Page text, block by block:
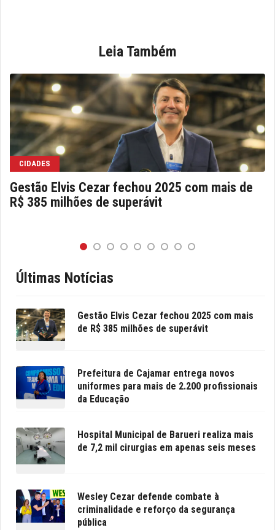
Leia Também
CIDADES
Gestão Elvis Cezar fechou 2025 com mais de
R$ 385 milhões de superávit
Últimas Notícias
Gestão Elvis Cezar fechou 2025 com mais
de R$ 385 milhões de superávit
Prefeitura de Cajamar entrega novos
uniformes para mais de 2.200 profissionais
da Educação
Hospital Municipal de Barueri realiza mais
de 7,2 mil cirurgias em apenas seis meses
Wesley Cezar defende combate à
criminalidade e reforço da segurança
pública